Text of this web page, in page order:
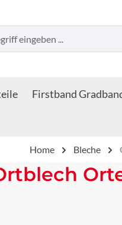
Firstband
Home Bleche